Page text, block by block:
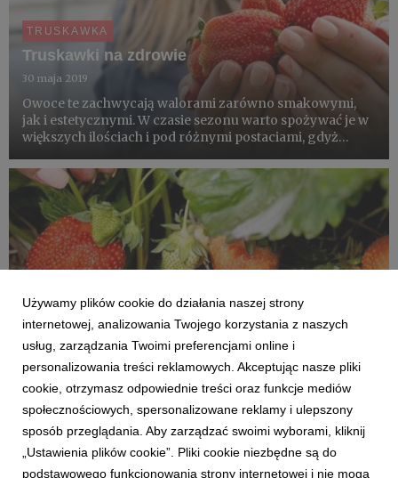
TRUSKAWKA
Truskawki na zdrowie
30 maja 2019
Owoce te zachwycają walorami zarówno smakowymi,
jak i estetycznymi. W czasie sezonu warto spożywać je w
większych ilościach i pod różnymi postaciami, gdyż
TRUSKAWKA
Produkcja truskawek, ceny, eksport, import
Używamy plików cookie do działania naszej strony
internetowej, analizowania Twojego korzystania z naszych
usług, zarządzania Twoimi preferencjami online i
personalizowania treści reklamowych. Akceptując nasze pliki
cookie, otrzymasz odpowiednie treści oraz funkcje mediów
społecznościowych, spersonalizowane reklamy i ulepszony
sposób przeglądania. Aby zarządzać swoimi wyborami, kliknij
„Ustawienia plików cookie”. Pliki cookie niezbędne są do
podstawowego funkcjonowania strony internetowej i nie mogą